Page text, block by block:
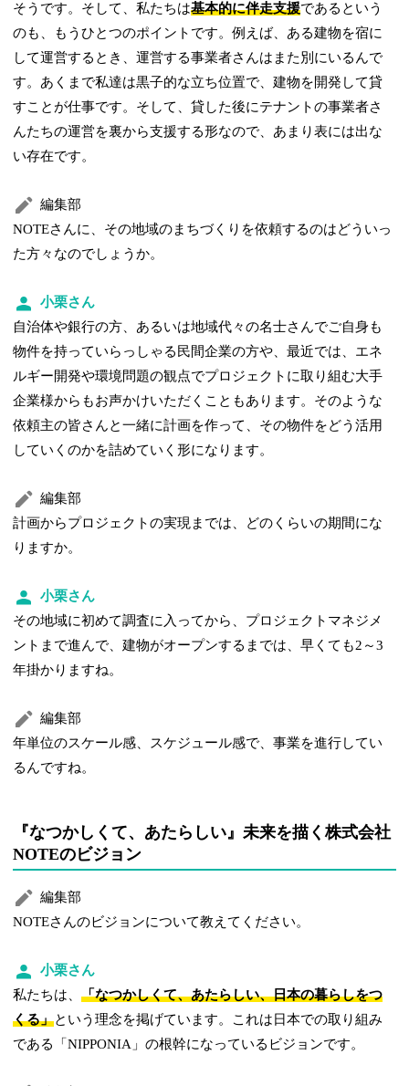
そうです。そして、私たちは基本的に伴走支援であるという
のも、もうひとつのポイントです。例えば、ある建物を宿に
して運営するとき、運営する事業者さんはまた別にいるんで
す。あくまで私達は黒子的な立ち位置で、建物を開発して貸
すことが仕事です。そして、貸した後にテナントの事業者さ
んたちの運営を裏から支援する形なので、あまり表には出な
い存在です。
編集部
NOTEさんに、その地域のまちづくりを依頼するのはどういっ
た方々なのでしょうか。
小栗さん
自治体や銀行の方、あるいは地域代々の名士さんでご自身も
物件を持っていらっしゃる民間企業の方や、最近では、エネ
ルギー開発や環境問題の観点でプロジェクトに取り組む大手
企業様からもお声かけいただくこともあります。そのような
依頼主の皆さんと一緒に計画を作って、その物件をどう活用
していくのかを詰めていく形になります。
編集部
計画からプロジェクトの実現までは、どのくらいの期間にな
りますか。
小栗さん
その地域に初めて調査に入ってから、プロジェクトマネジメ
ントまで進んで、建物がオープンするまでは、早くても2～3
年掛かりますね。
編集部
年単位のスケール感、スケジュール感で、事業を進行してい
るんですね。
『なつかしくて、あたらしい』未来を描く株式会社
NOTEのビジョン
編集部
NOTEさんのビジョンについて教えてください。
小栗さん
私たちは、「なつかしくて、あたらしい、日本の暮らしをつ
くる」という理念を掲げています。これは日本での取り組み
である「NIPPONIA」の根幹になっているビジョンです。